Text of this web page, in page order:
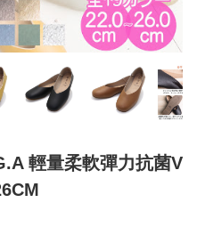
輕量柔軟彈力抗菌V